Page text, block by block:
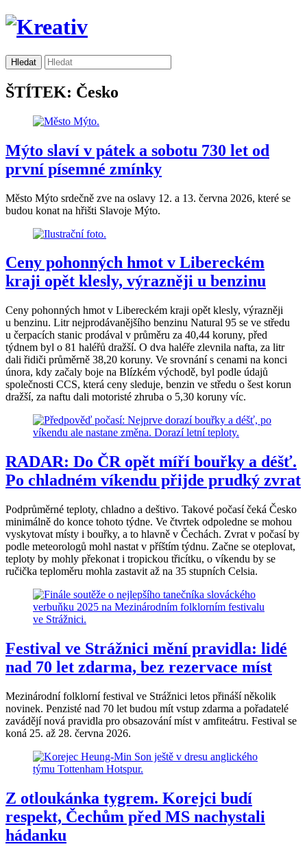
ŠTÍTEK: Česko
Mýto slaví v pátek a sobotu 730 let od
první písemné zmínky
Město Mýto srdečně zve na oslavy 12. a 13. června 2026, které se
budou konat na hřišti Slavoje Mýto.
Ceny pohonných hmot v Libereckém
kraji opět klesly, výrazněji u benzinu
Ceny pohonných hmot v Libereckém kraji opět klesly, výrazněji
u benzinu. Litr nejprodávanějšího benzinu Natural 95 se ve středu
u čerpacích stanic prodával v průměru za 40,44 koruny, před
týdnem byl o 81 haléřů dražší. O dva haléře zlevnila nafta, za litr
dali řidiči průměrně 38,20 koruny. Ve srovnání s cenami na konci
února, kdy začaly boje na Blízkém východě, byl podle údajů
společnosti CCS, která ceny sleduje, benzin ve středu o šest korun
dražší, za naftu dali motoristé zhruba o 5,30 koruny víc.
RADAR: Do ČR opět míří bouřky a déšť.
Po chladném víkendu přijde prudký zvrat
Podprůměrné teploty, chladno a deštivo. Takové počasí čeká Česko
minimálně do konce tohoto týdne. Ve čtvrtek odpoledne se mohou
vyskytovat místy i bouřky, a to hlavně v Čechách. Zvrat v počasí by
podle meteorologů mohl nastat v příštím týdnu. Začne se oteplovat,
teploty by mohly překonat i tropickou třicítku, o víkendu by se
ručička teploměru mohla zastavit až na 35 stupních Celsia.
Festival ve Strážnici mění pravidla: lidé
nad 70 let zdarma, bez rezervace míst
Mezinárodní folklorní festival ve Strážnici letos přináší několik
novinek. Penzisté nad 70 let budou mít vstup zdarma a pořadatelé
zavádějí nová pravidla pro obsazování míst v amfiteátru. Festival se
koná 25. až 28. června 2026.
Z otloukánka tygrem. Korejci budí
respekt, Čechům před MS nachystali
hádanku